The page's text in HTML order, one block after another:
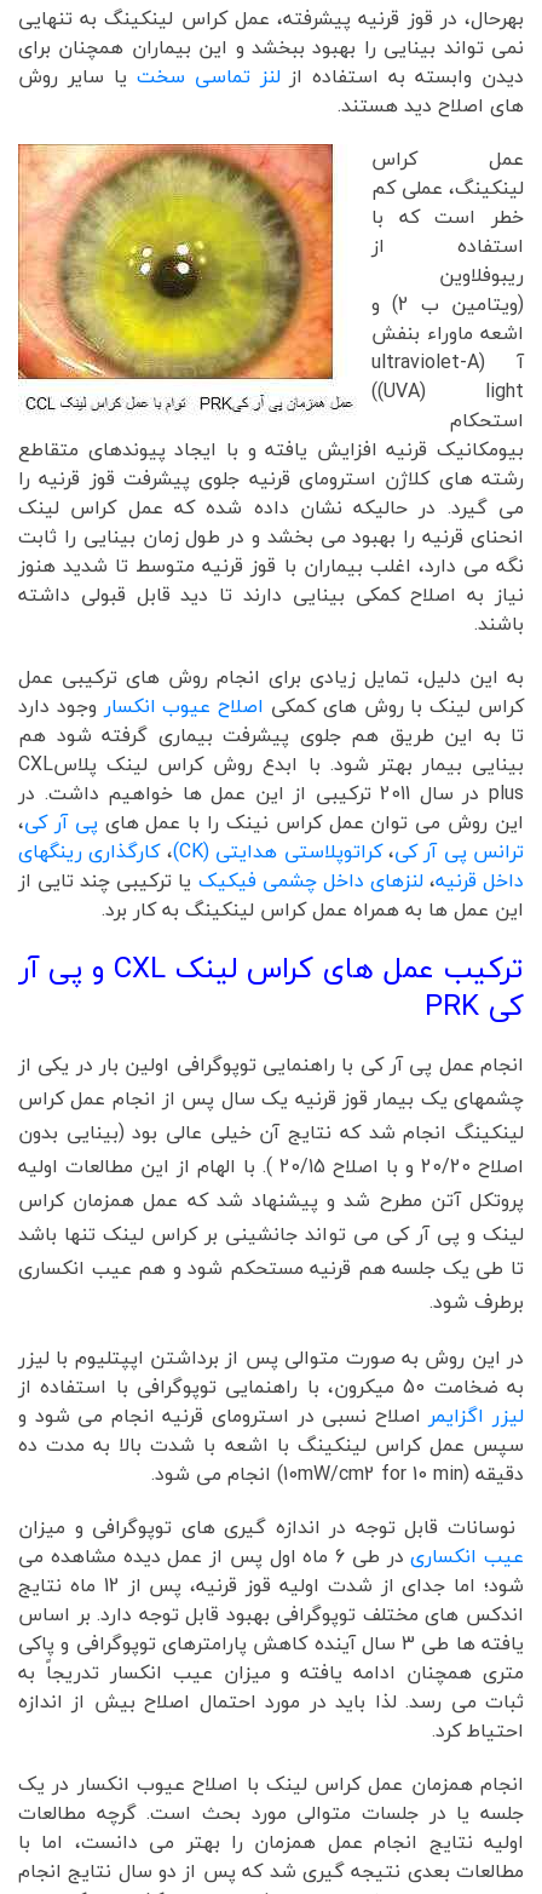
بهرحال، در قوز قرنیه پیشرفته، عمل کراس لینکینگ به تنهایی
نمی تواند بینایی را بهبود ببخشد و این بیماران همچنان برای
دیدن وابسته به استفاده ازلنز تماسی سخت یا سایر روش
های اصلاح دید هستند.
عمل کراس
لینکینگ، عملی کم
خطر است که با
استفاده از
ریبوفلاوین
(ویتامین ب 2) و
اشعه ماوراء بنفش
آ (ultraviolet-A
(UVA) light)
استحکام
بیومکانیک قرنیه افزایش یافته و با ایجاد پیوندهای متقاطع
رشته های کلاژن استرومای قرنیه جلوی پیشرفت قوز قرنیه را
می گیرد. در حالیکه نشان داده شده که عمل کراس لینک
انحنای قرنیه را بهبود می بخشد و در طول زمان بینایی را ثابت
نگه می دارد، اغلب بیماران با قوز قرنیه متوسط تا شدید هنوز
نیاز به اصلاح کمکی بینایی دارند تا دید قابل قبولی داشته
باشند.
به این دلیل، تمایل زیادی برای انجام روش های ترکیبی عمل
کراس لینک با روش های کمکی اصلاح عیوب انکسار وجود دارد
تا به این طریق هم جلوی پیشرفت بیماری گرفته شود هم
بینایی بیمار بهتر شود. با ابدع روش کراس لینک پلاسCXL
plus در سال 2011 ترکیبی از این عمل ها خواهیم داشت. در
این روش می توان عمل کراس نینک را با عمل های پی آر کی،
ترانس پی آر کی،کراتوپلاستی هدایتی (CK) ،کارگذاری رینگهای
داخل قرنیه،لنزهای داخل چشمی فیکیک یا ترکیبی چند تایی از
این عمل ها به همراه عمل کراس لینکینگ به کار برد.
ترکیب عمل های کراس لینک CXL و پی آر
کی PRK
انجام عمل پی آر کی با راهنمایی توپوگرافی اولین بار در یکی از
چشمهای یک بیمار قوز قرنیه یک سال پس از انجام عمل کراس
لینکینگ انجام شد که نتایج آن خیلی عالی بود (بینایی بدون
اصلاح 20/20 و با اصلاح 20/15 ). با الهام از این مطالعات اولیه
پروتکل آتن مطرح شد و پیشنهاد شد که عمل همزمان کراس
لینک و پی آر کی می تواند جانشینی بر کراس لینک تنها باشد
تا طی یک جلسه هم قرنیه مستحکم شود و هم عیب انکساری
برطرف شود.
در این روش به صورت متوالی پس از برداشتن اپپتلیوم با لیزر
به ضخامت 50 میکرون، با راهنمایی توپوگرافی با استفاده از
لیزر اگزایمراصلاح نسبی در استرومای قرنیه انجام می شود و
سپس عمل کراس لینکینگ با اشعه با شدت بالا به مدت ده
دقیقه (10mW/cm2 for 10 min) انجام می شود.
نوسانات قابل توجه در اندازه گیری های توپوگرافی و میزان
عیب انکساری
در طی 6 ماه اول پس از عمل دیده مشاهده می
شود؛ اما جدای از شدت اولیه قوز قرنیه، پس از 12 ماه نتایج
اندکس های مختلف توپوگرافی بهبود قابل توجه دارد. بر اساس
یافته ها طی 3 سال آینده کاهش پارامترهای توپوگرافی و پاکی
متری همچنان ادامه یافته و میزان عیب انکسار تدریجاً به
ثبات می رسد. لذا باید در مورد احتمال اصلاح بیش از اندازه
احتیاط کرد.
انجام همزمان عمل کراس لینک با اصلاح عیوب انکسار در یک
جلسه یا در جلسات متوالی مورد بحث است. گرچه مطالعات
اولیه نتایج انجام عمل همزمان را بهتر می دانست، اما با
مطالعات بعدی نتیجه گیری شد که پس از دو سال نتایج انجام